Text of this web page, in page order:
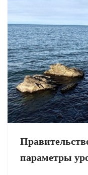
параметры